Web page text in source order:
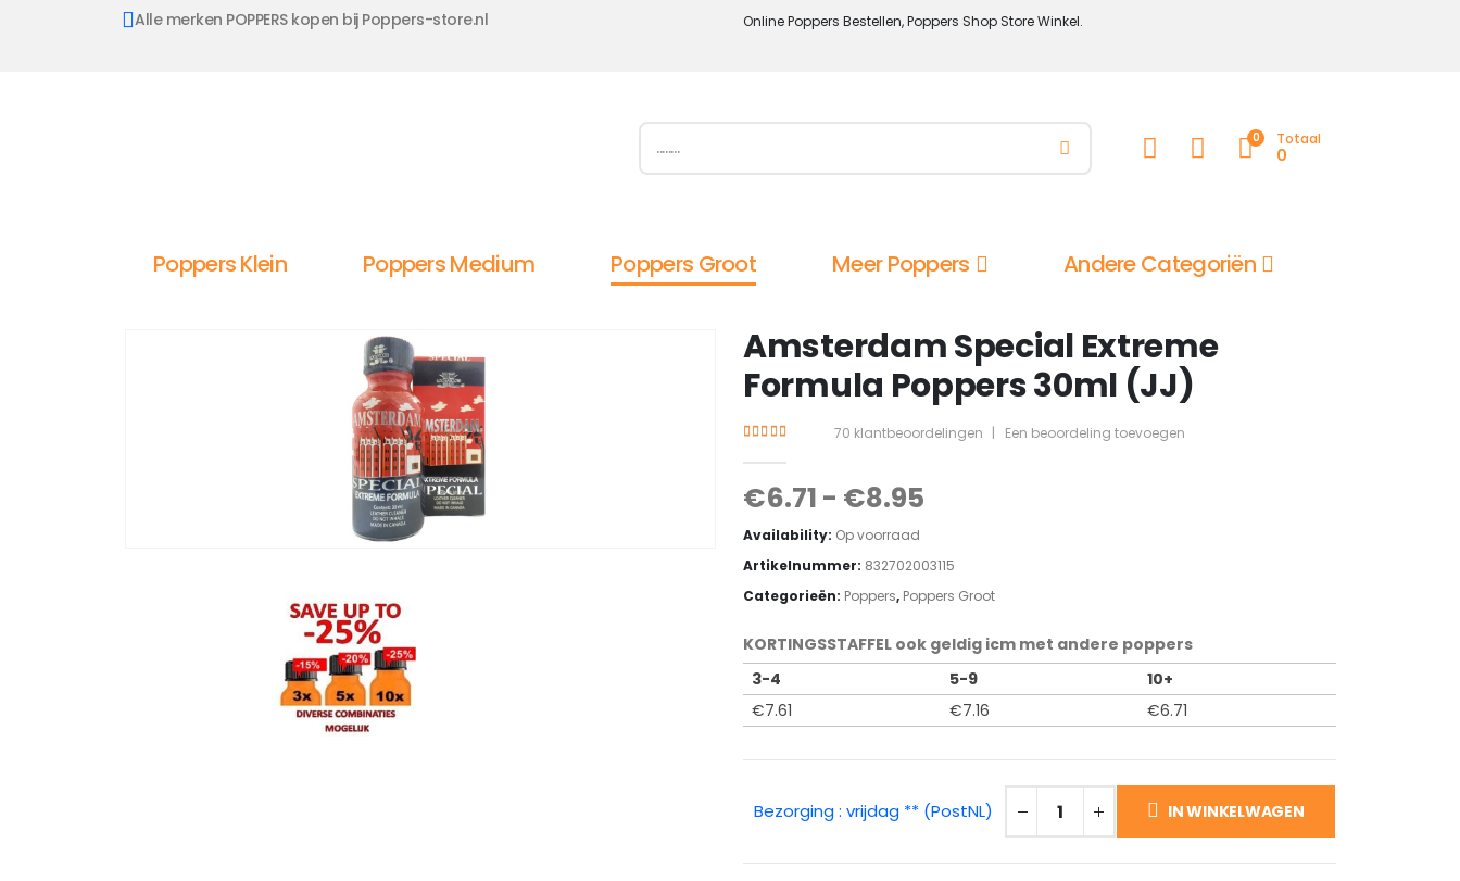
Alle merken POPPERS kopen bij Poppers-store.nl Online Poppers Bestellen, Poppers Shop Store Winkel.
0 Totaal
0
Poppers Klein Poppers Medium Poppers Groot Meer Poppers Andere Categoriën
Amsterdam Special Extreme
Formula Poppers 30ml (JJ)
70 klantbeoordelingen | Een beoordeling toevoegen
€6.71 - €8.95
Availability: Op voorraad
Artikelnummer: 832702003115
Categorieën: Poppers, Poppers Groot
KORTINGSSTAFFEL ook geldig icm met andere poppers
3-4
5-9
10+
€7.61 €7.16 €6.71
Bezorging : vrijdag ** (PostNL) IN WINKELWAGEN